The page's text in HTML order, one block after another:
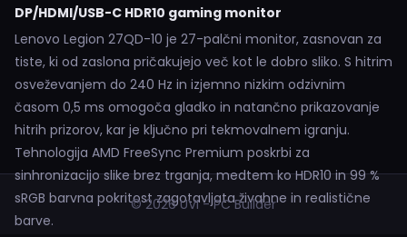
DP/HDMI/USB-C HDR10 gaming monitor
Lenovo Legion 27QD-10 je 27-palčni monitor, zasnovan za
tiste, ki od zaslona pričakujejo več kot le dobro sliko. S hitrim
osveževanjem do 240 Hz in izjemno nizkim odzivnim
časom 0,5 ms omogoča gladko in natančno prikazovanje
hitrih prizorov, kar je ključno pri tekmovalnem igranju.
Tehnologija AMD FreeSync Premium poskrbi za
sinhronizacijo slike brez trganja, medtem ko HDR10 in 99 %
sRGB barvna pokritost zagotavljata živahne in realistične
barve.
© 2026 UVI - PC Builder